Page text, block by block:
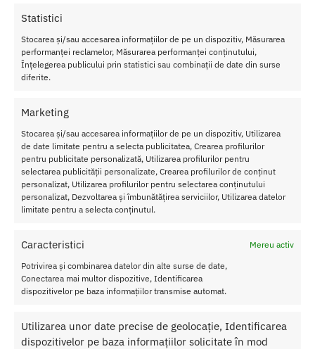
Statistici
Stocarea și/sau accesarea informațiilor de pe un dispozitiv, Măsurarea
performanței reclamelor, Măsurarea performanței conținutului,
Înțelegerea publicului prin statistici sau combinații de date din surse
diferite.
Marketing
Stocarea și/sau accesarea informațiilor de pe un dispozitiv, Utilizarea
de date limitate pentru a selecta publicitatea, Crearea profilurilor
pentru publicitate personalizată, Utilizarea profilurilor pentru
selectarea publicității personalizate, Crearea profilurilor de conținut
personalizat, Utilizarea profilurilor pentru selectarea conținutului
personalizat, Dezvoltarea și îmbunătățirea serviciilor, Utilizarea datelor
limitate pentru a selecta conținutul.
Caracteristici
Mereu activ
Potrivirea și combinarea datelor din alte surse de date,
Conectarea mai multor dispozitive, Identificarea
dispozitivelor pe baza informațiilor transmise automat.
Utilizarea unor date precise de geolocație, Identificarea
dispozitivelor pe baza informațiilor solicitate în mod
Datorita lor, sfarcurile tale vor deveni mai sensibile la mangaieri.
Sfarcurile rigide vor incuraja iubitul tau sa le linga si sa le suga
pana cand vei tipa de placere
: silicon, metal.
Lungime:4 cm
Diametru2.1 cm
Greutate: 62 g
Descoperiti intensitatea stimularii-excitarii a unei subtile
absorbtii cu ajutorul acestor doua ventuze.
Categorii: POMPE VACUUM,Pompe sani
Etichetă: Ventuze Pentru Sfarcuri Black Velvets
Produse similare